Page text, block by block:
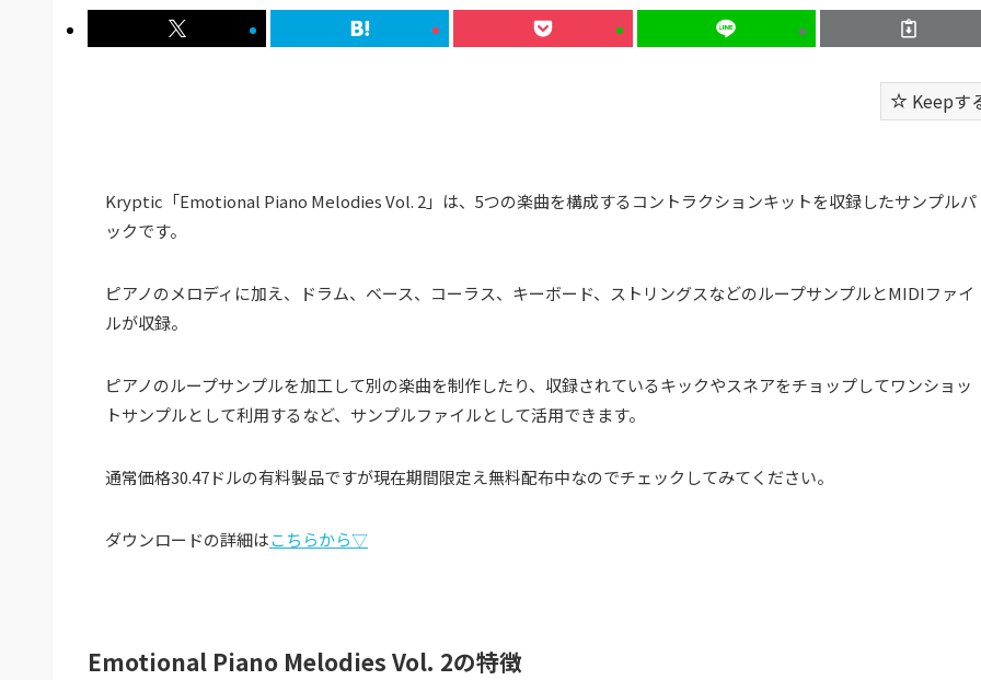
Keepす
Kryptic「Emotional Piano Melodies Vol. 2」は、5つの楽曲を構成するコントラクションキットを収録したサンプルパ
ックです。
ピアノのメロディに加え、ドラム、ベース、コーラス、キーボード、ストリングスなどのループサンプルとMIDIファイ
ルが収録。
ピアノのループサンプルを加工して別の楽曲を制作したり、収録されているキックやスネアをチョップしてワンショッ
トサンプルとして利用するなど、サンプルファイルとして活用できます。
通常価格30.47ドルの有料製品ですが現在期間限定え無料配布中なのでチェックしてみてください。
ダウンロードの詳細はこちらから▽
Emotional Piano Melodies Vol. 2の特徴